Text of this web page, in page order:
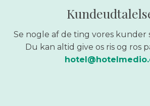
Se nogle af de ting vores kunder
Du kan altid give os ris og ros